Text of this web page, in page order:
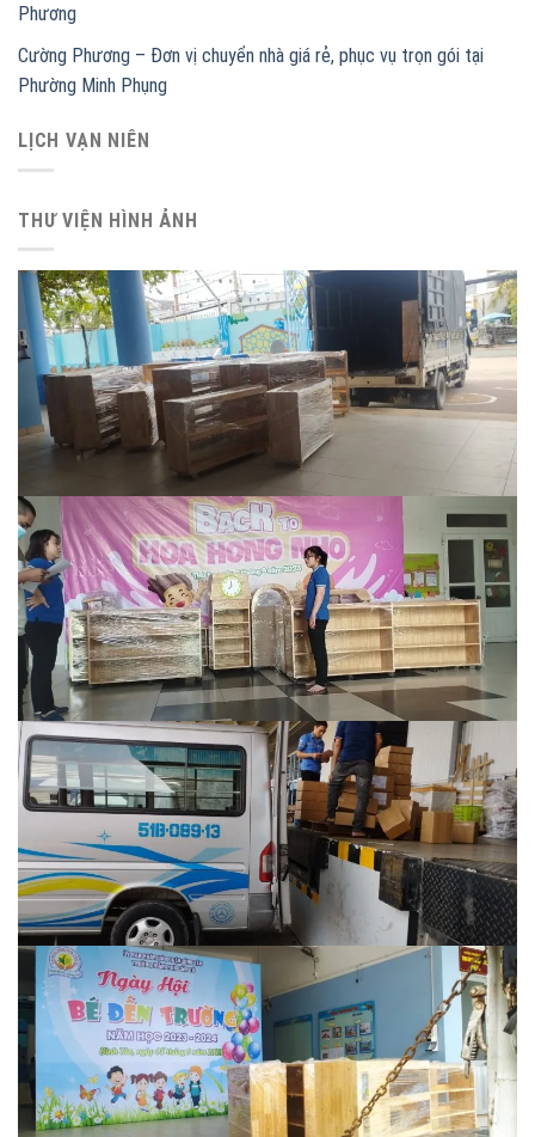
Phương
Cường Phương – Đơn vị chuyển nhà giá rẻ, phục vụ trọn gói tại
Phường Minh Phụng
LỊCH VẠN NIÊN
THƯ VIỆN HÌNH ẢNH